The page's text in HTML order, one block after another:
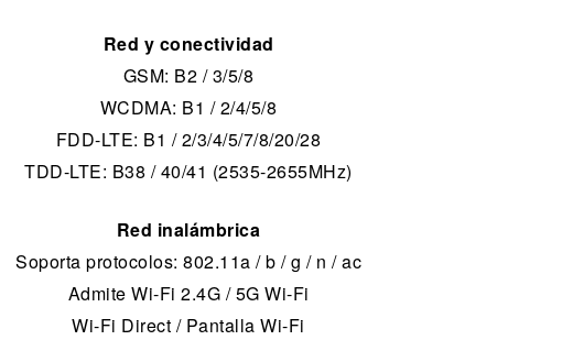
Red y conectividad
GSM: B2 / 3/5/8
WCDMA: B1 / 2/4/5/8
FDD-LTE: B1 / 2/3/4/5/7/8/20/28
TDD-LTE: B38 / 40/41 (2535-2655MHz)
Red inalámbrica
Soporta protocolos: 802.11a / b / g / n / ac
Admite Wi-Fi 2.4G / 5G Wi-Fi
Wi-Fi Direct / Pantalla Wi-Fi